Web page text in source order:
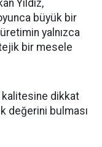
Yıldız,
büyük bir
yalnızca
bir mesele
kalitesine dikkat
değerini bulması